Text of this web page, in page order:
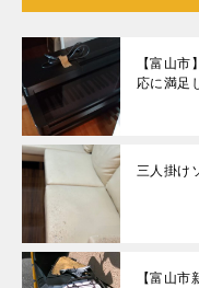
【富山
応に満足
三人掛け
【富山